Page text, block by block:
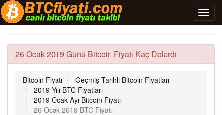
26 Ocak 2019 Günü Bitcoin Fiyatı Kaç Dolardı
Bitcoin Fiyatı
Geçmiş Tarihli Bitcoin Fiyatları
2019 Yılı BTC Fiyatları
2019 Ocak Ayı Bitcoin Fiyatı
26 Ocak 2019 BTC Fiyatı